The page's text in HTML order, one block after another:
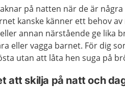
på natten när de är
kanske känner ett behov
annan närstående ge lika
eller vagga barnet. För dig
utan att låta hen suga på
att skilja på natt och